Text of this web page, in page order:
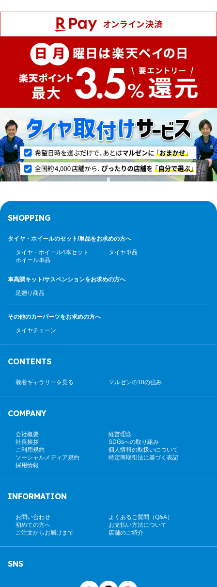
SHOPPING
タイヤ・ホイールのセット/単品をお求めの方へ
タイヤ・ホイール4本セット
タイヤ単品
ホイール単品
車高調キット/サスペンションをお求めの方へ
足廻り商品
その他のカーパーツをお求めの方へ
タイヤチェーン
CONTENTS
装着ギャラリーを見る マルゼンの10の強み
COMPANY
会社概要
経営理念
社長挨拶
SDGsへの取り組み
ご利用規約
個人情報の取扱いについて
ソーシャルメディア規約
特定商取引法に基づく表記
採用情報
INFORMATION
お問い合わせ
よくあるご質問（Q&A）
初めての方へ
お支払い方法について
ご注文からお届けまで
店舗のご紹介
SNS